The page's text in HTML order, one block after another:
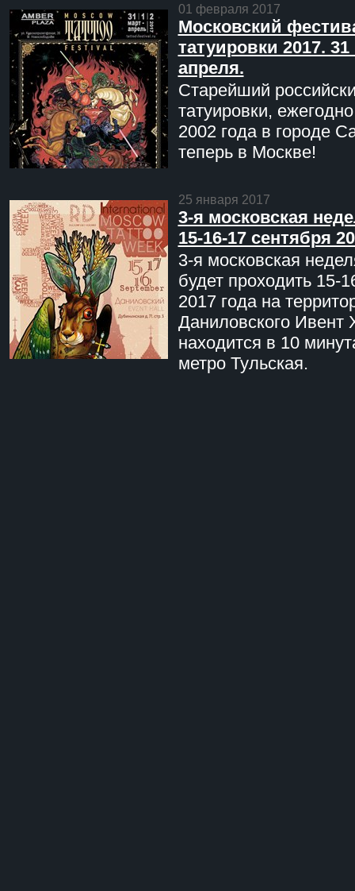
01 февраля 2017
Московский
татуировки 2017. 31
апреля.
Старейший
татуировки,
2002 года в городе
теперь в Москве!
25 января 2017
3-я московская
15-16-17 сентября
3-я московская
будет проходить 15-
2017 года на
Даниловского Ивент
находится в 10
метро Тульская.